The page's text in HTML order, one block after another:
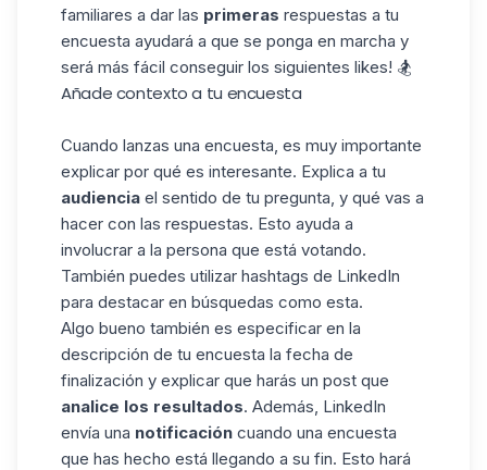
familiares a dar las primeras respuestas a tu
encuesta ayudará a que se ponga en marcha y
será más fácil conseguir los siguientes likes! 🏂
Añade contexto a tu encuesta
Cuando lanzas una encuesta, es muy importante
explicar por qué es interesante. Explica a tu
audiencia el sentido de tu pregunta, y qué vas a
hacer con las respuestas. Esto ayuda a
involucrar a la persona que está votando.
También puedes utilizar hashtags de LinkedIn
para destacar en búsquedas como esta.
Algo bueno también es especificar en la
descripción de tu encuesta la fecha de
finalización y explicar que harás un post que
analice los resultados. Además, LinkedIn
envía una notificación cuando una encuesta
que has hecho está llegando a su fin. Esto hará